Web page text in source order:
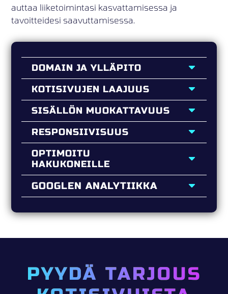
auttaa liiketoimintasi kasvattamisessa ja
tavoitteidesi saavuttamisessa.
DOMAIN JA YLLÄPITO
KOTISIVUJEN LAAJUUS
SISÄLLÖN MUOKATTAVUUS
RESPONSIIVISUUS
OPTIMOITU
HAKUKONEILLE
GOOGLEN ANALYTIIKKA
PYYDÄ TARJOUS